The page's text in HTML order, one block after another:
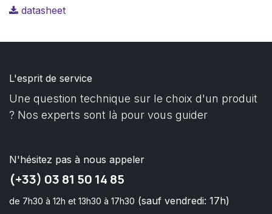
datasheet
L'esprit de service
Une question technique sur le choix d'un produit
? Nos experts sont là pour vous guider
N'hésitez pas à nous appeler
(+33) 03 81 50 14 85
de 7h30 à 12h et 13h30 à 17h30 (sauf vendredi: 17h)